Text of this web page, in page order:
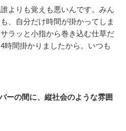
よりも覚えも悪いんです。みん
、自分だけ時間が掛かってしま
ラッと小指から巻き込む仕草だ
時間掛かりましたから。いつも
ーの間に、縦社会のような雰囲